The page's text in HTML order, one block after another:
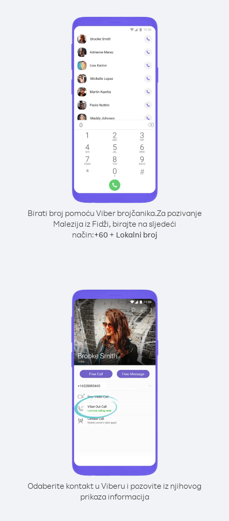
Birati broj pomoću Viber brojčanika.Za pozivanje
Malezija iz Fidži, birajte na sljedeći
način:+60+ Lokalni broj
Odaberite kontakt u Viberu i pozovite iz njihovog
prikaza informacija